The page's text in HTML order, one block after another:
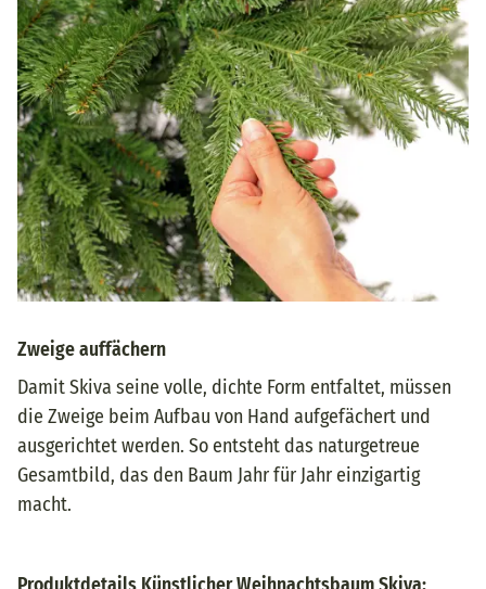
Zweige auffächern
Damit Skiva seine volle, dichte Form entfaltet, müssen
die Zweige beim Aufbau von Hand aufgefächert und
ausgerichtet werden. So entsteht das naturgetreue
Gesamtbild, das den Baum Jahr für Jahr einzigartig
macht.